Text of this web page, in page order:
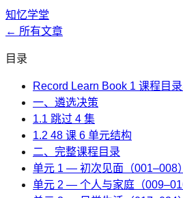
知忆学堂
← 所有文章
目录
Record Learn Book 1 课程目
一、遴选决策
1.1 跳过 4 集
1.2 48 课 6 单元结构
二、完整课程目录
单元 1 — 初次见面（001–008）
单元 2 — 个人与家庭（